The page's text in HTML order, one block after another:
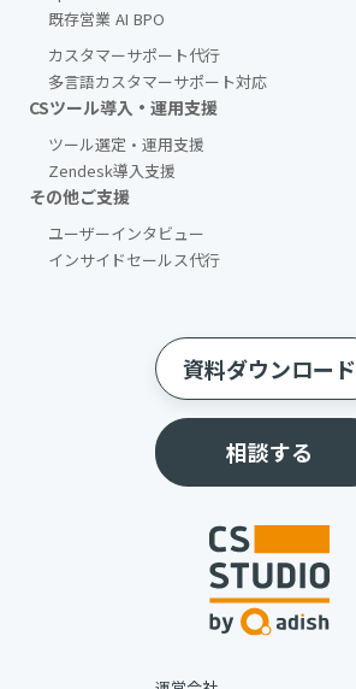
既存営業 AI BPO
カスタマーサポート代行
多言語カスタマーサポート対応
CSツール導入・運用支援
ツール選定・運用支援
Zendesk導入支援
その他ご支援​
ユーザーインタビュー
インサイドセールス代行
資料ダウンロード
相談する